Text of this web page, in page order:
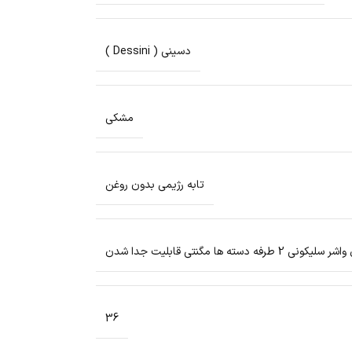
دسینی ( Dessini )
مشکی
تابه رژیمی بدون روغن
2 طرفه دسته ها مگنتی قابلیت جدا شدن
36